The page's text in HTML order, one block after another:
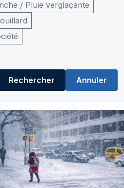
/ Pluie verglaçante
Rechercher
Annuler